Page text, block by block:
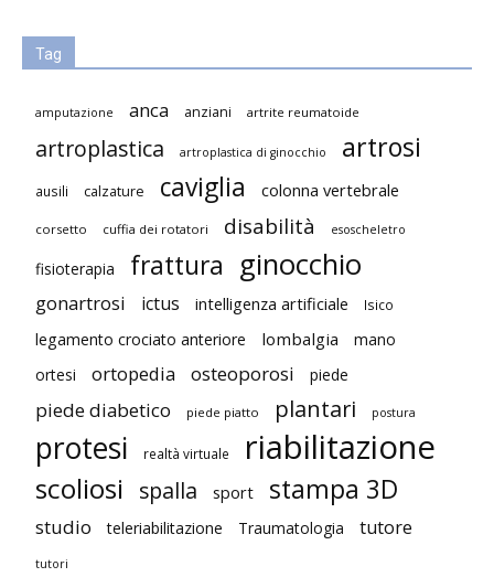
Tag
amputazione anca anziani artrite reumatoide
artroplastica artroplastica di ginocchio artrosi
ausili calzature caviglia colonna vertebrale
corsetto cuffia dei rotatori disabilità esoscheletro
fisioterapia frattura ginocchio
gonartrosi ictus intelligenza artificiale Isico
legamento crociato anteriore lombalgia
mano
ortesi
ortopedia osteoporosi piede
piede diabetico piede piatto plantari postura
protesi realtà virtuale riabilitazione
scoliosi spalla sport stampa 3D
studio teleriabilitazione Traumatologia tutore
tutori